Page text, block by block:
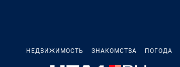
НЕДВИЖИМОСТЬ ЗНАКОМСТВА ПОГОДА